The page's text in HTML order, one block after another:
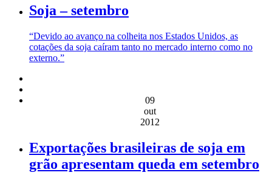
Soja – setembro
“Devido ao avanço na colheita nos Estados Unidos, as
cotações da soja caíram tanto no mercado interno como no
externo.”
09
out
2012
Exportações brasileiras de soja em
grão apresentam queda em setembro